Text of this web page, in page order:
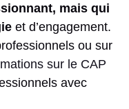
mais qui
et d’engagement.
ou sur
sur le CAP
avec